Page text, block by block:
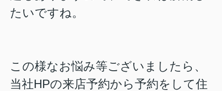
たいですね。
この様なお悩み等ございましたら、
当社HPの来店予約から予約をして住